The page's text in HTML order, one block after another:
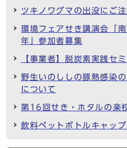
ツキノワグマの出没にご
環境フェアせき講演会「
年」参加者募集
【事業者】脱炭素実践セ
野生いのししの豚熱感染
について
第16回せき・ホタルの楽
飲料ペットボトルキャッ